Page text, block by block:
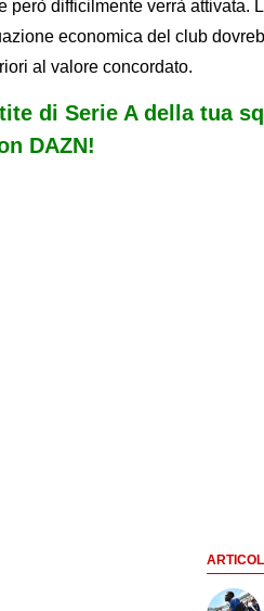
però difficilmente verrà attivata.
economica del club
al valore concordato.
di Serie A della tua
DAZN!